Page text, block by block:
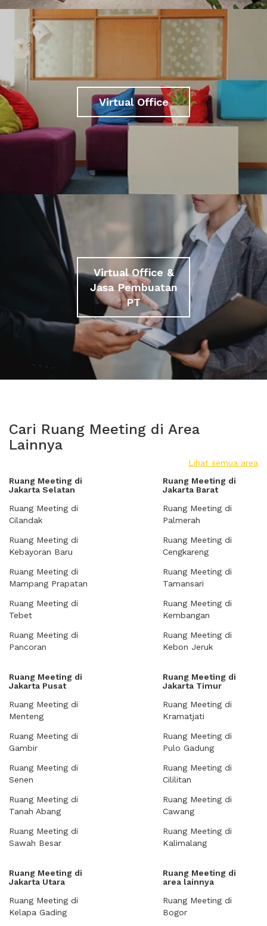
Virtual Office
Virtual Office &
Jasa Pembuatan
PT
Cari Ruang Meeting di Area
Lainnya
Lihat semua area
Ruang Meeting di
Jakarta Selatan
Ruang Meeting di
Cilandak
Ruang Meeting di
Kebayoran Baru
Ruang Meeting di
Mampang Prapatan
Ruang Meeting di
Tebet
Ruang Meeting di
Pancoran
Ruang Meeting di
Jakarta Barat
Ruang Meeting di
Palmerah
Ruang Meeting di
Cengkareng
Ruang Meeting di
Tamansari
Ruang Meeting di
Kembangan
Ruang Meeting di
Kebon Jeruk
Ruang Meeting di
Jakarta Pusat
Ruang Meeting di
Menteng
Ruang Meeting di
Gambir
Ruang Meeting di
Senen
Ruang Meeting di
Tanah Abang
Ruang Meeting di
Sawah Besar
Ruang Meeting di
Jakarta Timur
Ruang Meeting di
Kramatjati
Ruang Meeting di
Pulo Gadung
Ruang Meeting di
Cililitan
Ruang Meeting di
Cawang
Ruang Meeting di
Kalimalang
Ruang Meeting di
Jakarta Utara
Ruang Meeting di
Kelapa Gading
Ruang Meeting di
area lainnya
Ruang Meeting di
Bogor